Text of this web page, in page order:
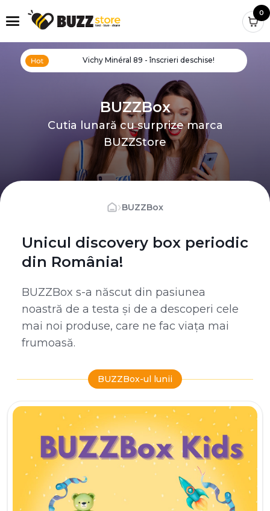
0
Vichy Minéral 89 - înscrieri deschise!
BUZZBox
Cutia lunară cu surprize marca
BUZZStore
›BUZZBox
Unicul discovery box periodic
din România!
BUZZBox s-a născut din pasiunea
noastră de a testa și de a descoperi cele
mai noi produse, care ne fac viața mai
frumoasă.
BUZZBox-ul lunii